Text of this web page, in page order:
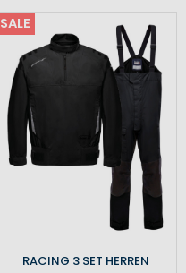
SALE
RACING 3 SET HERREN